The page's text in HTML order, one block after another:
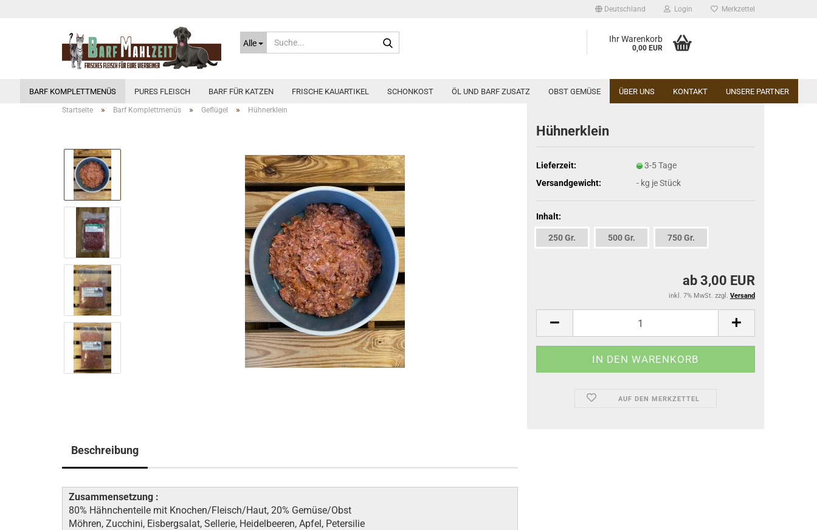
Deutschland Login Merkzettel
Alle Ihr Warenkorb
0,00 EUR
BARF KOMPLETTMENÜS PURES FLEISCH BARF FÜR KATZEN FRISCHE KAUARTIKEL SCHONKOST ÖL UND BARF ZUSATZ OBST GEMÜSE ÜBER UNS KONTAKT UNSERE PARTNER
Startseite » Barf Komplettmenüs » Geflügel » Hühnerklein
Hühnerklein
Lieferzeit:
3-5 Tage
Versandgewicht:
- kg je Stück
Inhalt:
250 Gr. 500 Gr. 750 Gr.
ab 3,00 EUR
inkl. 7% MwSt. zzgl. Versand
AUF DEN MERKZETTEL
Beschreibung
Zusammensetzung :
80% Hähnchenteile mit Knochen/Fleisch/Haut, 20% Gemüse/Obst
Möhren, Zucchini, Eisbergsalat, Sellerie, Heidelbeeren, Apfel, Petersilie